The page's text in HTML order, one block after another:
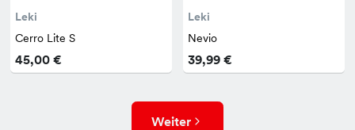
Leki
Cerro Lite S
45,00 €
Leki
Nevio
39,99 €
Weiter